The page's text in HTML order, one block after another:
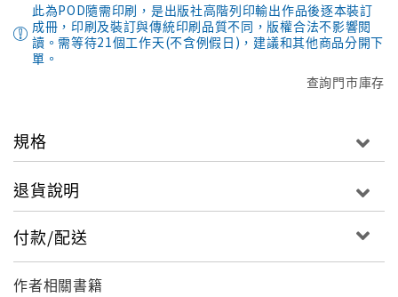
此為POD隨需印刷，是出版社高階列印輸出作品後逐本裝訂
成冊，印刷及裝訂與傳統印刷品質不同，版權合法不影響閱
讀。需等待21個工作天(不含例假日)，建議和其他商品分開下
單。
查詢門市庫存
規格
退貨說明
付款/配送
作者相關書籍